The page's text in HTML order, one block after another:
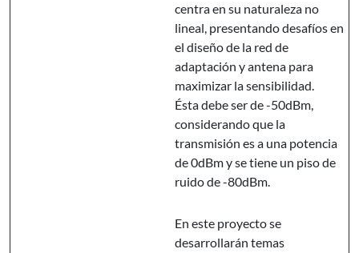
centra en su naturaleza no
lineal, presentando desafíos en
el diseño de la red de
adaptación y antena para
maximizar la sensibilidad.
Ésta debe ser de -50dBm,
considerando que la
transmisión es a una potencia
de 0dBm y se tiene un piso de
ruido de -80dBm.
En este proyecto se
desarrollarán temas